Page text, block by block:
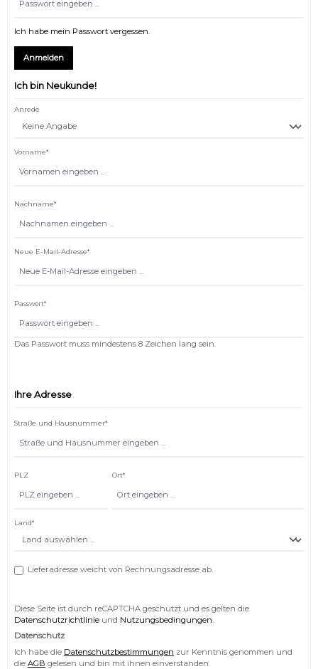
Ich habe mein Passwort vergessen.
Anmelden
Ich bin Neukunde!
Persönliche Informationen
Anrede
Vorname*
Nachname*
Neue E-Mail-Adresse*
Passwort*
Das Passwort muss mindestens 8 Zeichen lang sein.
Ihre Adresse
Straße und Hausnummer*
PLZ Ort*
Land*
Lieferadresse weicht von Rechnungsadresse ab.
Diese Seite ist durch reCAPTCHA geschützt und es gelten die
Datenschutzrichtlinie und Nutzungsbedingungen.
Datenschutz
Ich habe die Datenschutzbestimmungen zur Kenntnis genommen und
die AGB gelesen und bin mit ihnen einverstanden.
Links unterstreichen Gut lesbare Schrift